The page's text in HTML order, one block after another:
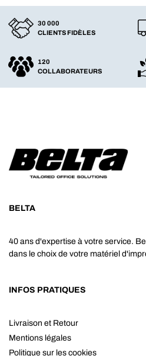
30 000
CLIENTS FIDÈLES
120
COLLABORATEURS
BELTA
40 ans d'expertise à votre service.
dans le choix de votre matériel
INFOS PRATIQUES
Livraison et Retour
Mentions légales
Politique sur les cookies